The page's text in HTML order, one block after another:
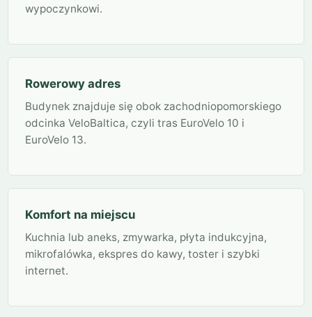
wypoczynkowi.
Rowerowy adres
Budynek znajduje się obok zachodniopomorskiego
odcinka VeloBaltica, czyli tras EuroVelo 10 i
EuroVelo 13.
Komfort na miejscu
Kuchnia lub aneks, zmywarka, płyta indukcyjna,
mikrofalówka, ekspres do kawy, toster i szybki
internet.